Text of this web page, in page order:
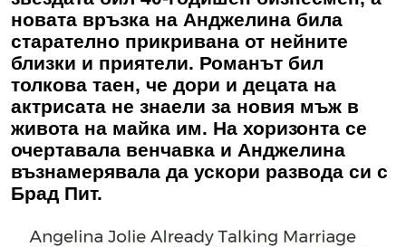
новата връзка на Анджелина била
старателно прикривана от нейните
близки и приятели. Романът бил
толкова таен, че дори и децата на
актрисата не знаели за новия мъж в
живота на майка им. На хоризонта се
очертавала венчавка и Анджелина
възнамерявала да ускори развода си с
Брад Пит.